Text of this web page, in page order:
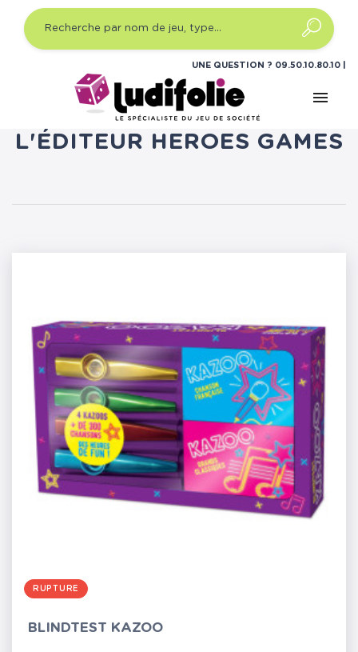
UNE QUESTION ? 09.50.10.80.10
menu
LISTE DES PRODUITS DE
L'ÉDITEUR HEROES GAMES
RUPTURE
BLINDTEST KAZOO